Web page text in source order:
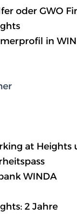
oder GWO
in
at Heights
WINDA
2 Jahre